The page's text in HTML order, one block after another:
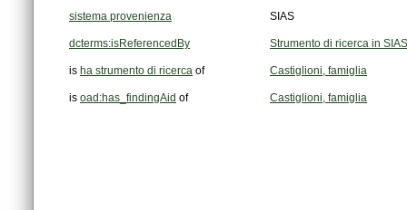
sistema provenienza SIAS
dcterms:isReferencedBy Strumento di ricerca in SIAS
is ha strumento di ricerca of Castiglioni, famiglia
is oad:has_findingAid of Castiglioni, famiglia